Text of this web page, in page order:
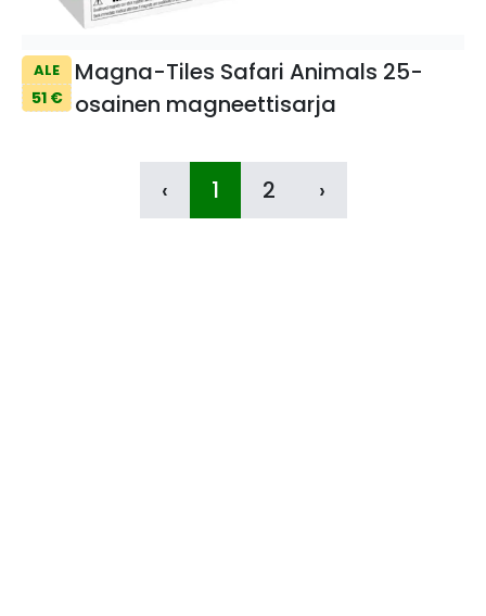
ALE
51 €
Magna-Tiles Safari Animals 25-
osainen magneettisarja
‹ 1 2 ›